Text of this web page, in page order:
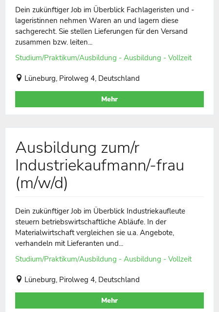
Dein zukünftiger Job im Überblick Fachlageristen und -
lageristinnen nehmen Waren an und lagern diese
sachgerecht. Sie stellen Lieferungen für den Versand
zusammen bzw. leiten...
Studium/Praktikum/Ausbildung - Ausbildung - Vollzeit
Lüneburg, Pirolweg 4, Deutschland
Mehr
Ausbildung zum/r
Industriekaufmann/-frau
(m/w/d)
Dein zukünftiger Job im Überblick Industriekaufleute
steuern betriebswirtschaftliche Abläufe. In der
Materialwirtschaft vergleichen sie u.a. Angebote,
verhandeln mit Lieferanten und...
Studium/Praktikum/Ausbildung - Ausbildung - Vollzeit
Lüneburg, Pirolweg 4, Deutschland
Mehr